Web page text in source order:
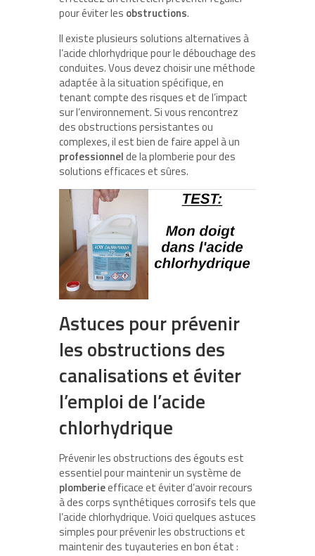
pour éviter les obstructions.
Il existe plusieurs solutions alternatives à
l’acide chlorhydrique pour le débouchage des
conduites. Vous devez choisir une méthode
adaptée à la situation spécifique, en
tenant compte des risques et de l’impact
sur l’environnement. Si vous rencontrez
des obstructions persistantes ou
complexes, il est bien de faire appel à un
professionnelde la plomberie pour des
solutions efficaces et sûres.
Astuces pour prévenir
les obstructions des
canalisations et éviter
l’emploi de l’acide
chlorhydrique
Prévenir les obstructions des égouts est
essentiel pour maintenir un système de
plomberieefficace et éviter d’avoir recours
à des corps synthétiques corrosifs tels que
l’acide chlorhydrique. Voici quelques astuces
simples pour prévenir les obstructions et
maintenir des tuyauteries en bon état :